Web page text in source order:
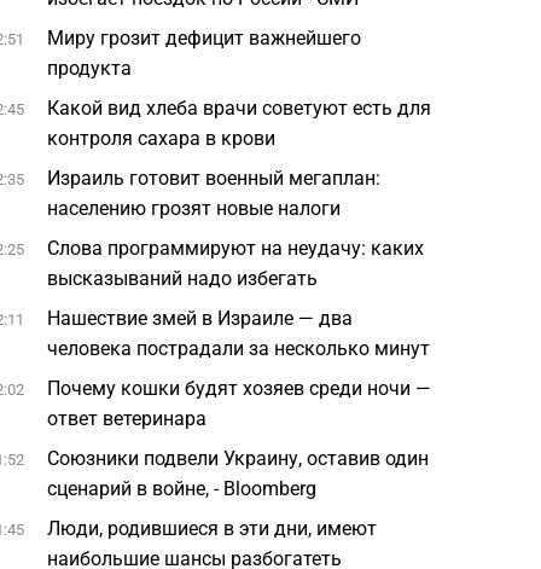
Миру грозит дефицит важнейшего
продукта
Какой вид хлеба врачи советуют есть для
контроля сахара в крови
Израиль готовит военный мегаплан:
населению грозят новые налоги
Слова программируют на неудачу: каких
высказываний надо избегать
Нашествие змей в Израиле — два
человека пострадали за несколько минут
Почему кошки будят хозяев среди ночи —
ответ ветеринара
Союзники подвели Украину, оставив один
сценарий в войне, - Bloomberg
Люди, родившиеся в эти дни, имеют
наибольшие шансы разбогатеть